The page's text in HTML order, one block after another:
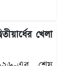
খেলা